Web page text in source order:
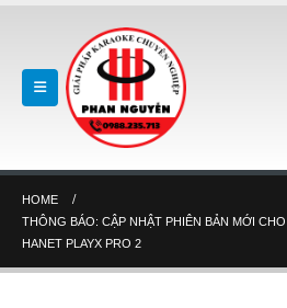
HOME
THÔNG BÁO: CẬP NHẬT PHIÊN BẢN MỚI
HANET PLAYX PRO 2